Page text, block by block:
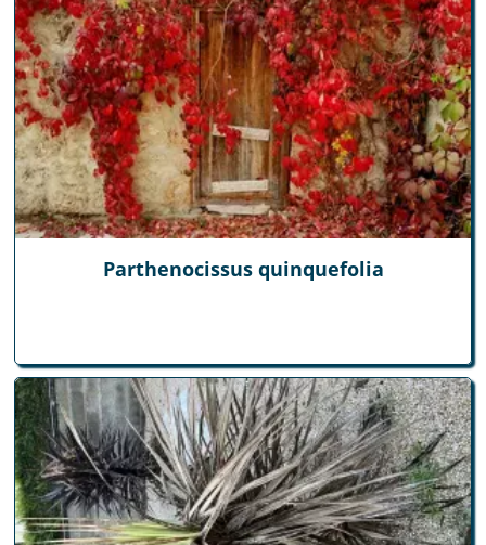
Parthenocissus quinquefolia